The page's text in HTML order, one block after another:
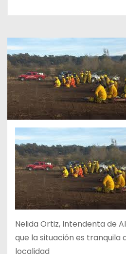
Nelida Ortiz, Intendenta de
que la situación es tranquila
localidad